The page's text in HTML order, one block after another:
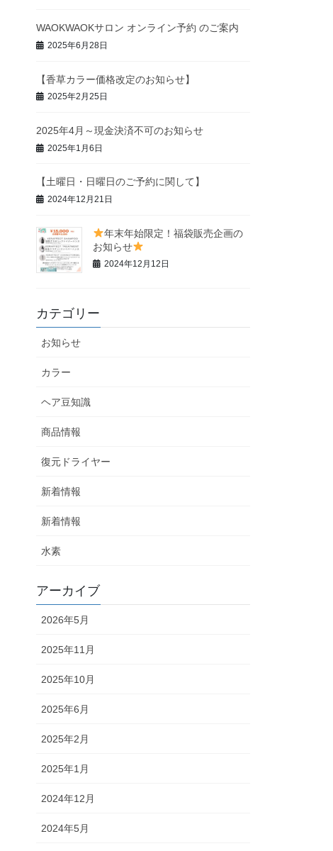
WAOKWAOKサロン オンライン予約 のご案内
2025年6月28日
【香草カラー価格改定のお知らせ】
2025年2月25日
2025年4月～現金決済不可のお知らせ
2025年1月6日
【土曜日・日曜日のご予約に関して】
2024年12月21日
年末年始限定！福袋販売企画の
お知らせ
2024年12月12日
カテゴリー
お知らせ
カラー
ヘア豆知識
商品情報
復元ドライヤー
新着情報
新着情報
水素
アーカイブ
2026年5月
2025年11月
2025年10月
2025年6月
2025年2月
2025年1月
2024年12月
2024年5月